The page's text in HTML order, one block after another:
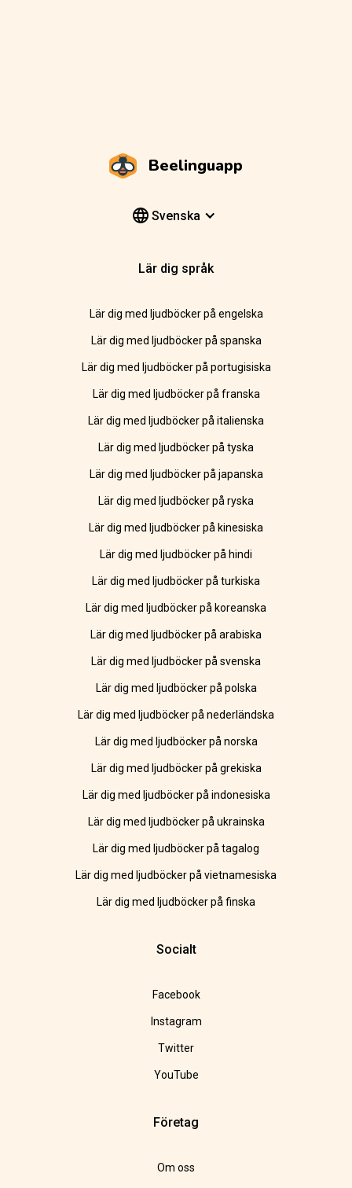
Beelinguapp
Svenska
Lär dig språk
Lär dig med ljudböcker på engelska
Lär dig med ljudböcker på spanska
Lär dig med ljudböcker på portugisiska
Lär dig med ljudböcker på franska
Lär dig med ljudböcker på italienska
Lär dig med ljudböcker på tyska
Lär dig med ljudböcker på japanska
Lär dig med ljudböcker på ryska
Lär dig med ljudböcker på kinesiska
Lär dig med ljudböcker på hindi
Lär dig med ljudböcker på turkiska
Lär dig med ljudböcker på koreanska
Lär dig med ljudböcker på arabiska
Lär dig med ljudböcker på svenska
Lär dig med ljudböcker på polska
Lär dig med ljudböcker på nederländska
Lär dig med ljudböcker på norska
Lär dig med ljudböcker på grekiska
Lär dig med ljudböcker på indonesiska
Lär dig med ljudböcker på ukrainska
Lär dig med ljudböcker på tagalog
Lär dig med ljudböcker på vietnamesiska
Lär dig med ljudböcker på finska
Socialt
Facebook
Instagram
Twitter
YouTube
Företag
Om oss